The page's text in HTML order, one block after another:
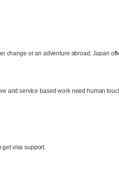
or an adventure abroad, Japan
and service based work need human
get visa support.